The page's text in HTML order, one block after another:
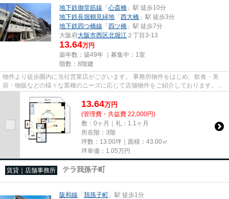
地下鉄御堂筋線 「心斎橋 」駅 徒歩10分
地下鉄長堀鶴見緑地 「西大橋 」駅 徒歩3分
地下鉄四つ橋線 「四ツ橋 」駅 徒歩7分
大阪府大阪市西区北堀江 ２丁目3-13
13.64万円
築年数：築49年 ｜募集中： 1室
階数：8階建
物件より徒歩圏内に当社営業店がございます。 事務所物件をはじめ、飲食・美
容・物販などの様々な業種のニーズに応じて店舗物件をご紹介しております。
尚、弊社ではおとり広告は一切...
13.64万円
(管理費・共益費 22,000円)
敷：0ヶ月｜礼：1.1ヶ月
所在階：3階
坪数：13.00坪｜面積：43.00㎡
坪単価： 1.05万円
賃貸｜店舗事務所 テラ我孫子町
阪和線 「我孫子町 」駅 徒歩1分